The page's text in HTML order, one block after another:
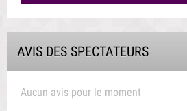
AVIS DES SPECTATEURS
Aucun avis pour le moment